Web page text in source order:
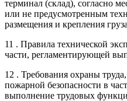
терминал (склад), согласно
или не предусмотренным
размещения и крепления
11 . Правила технической
части, регламентирующей
12 . Требования охраны
пожарной безопасности в
выполнение трудовых